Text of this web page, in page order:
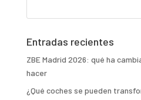
Entradas recientes
ZBE Madrid 2026: qué ha
hacer
¿Qué coches se pueden